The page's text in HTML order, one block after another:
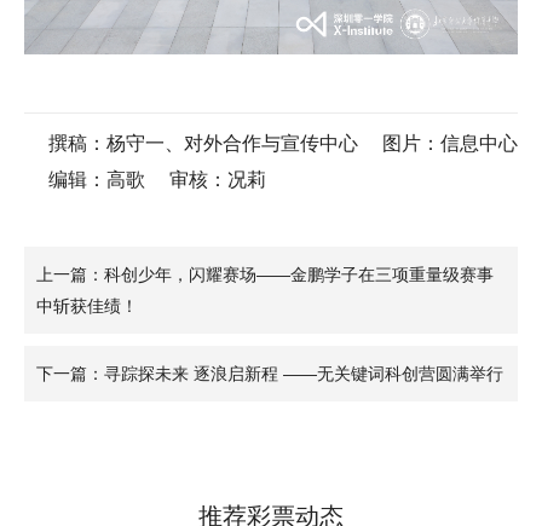
撰稿：杨守一、对外合作与宣传中心
图片：信息中心
编辑：高歌
审核：况莉
上一篇：科创少年，闪耀赛场——金鹏学子在三项重量级赛事
中斩获佳绩！
下一篇：寻踪探未来 逐浪启新程 ——无关键词科创营圆满举行
推荐彩票动态